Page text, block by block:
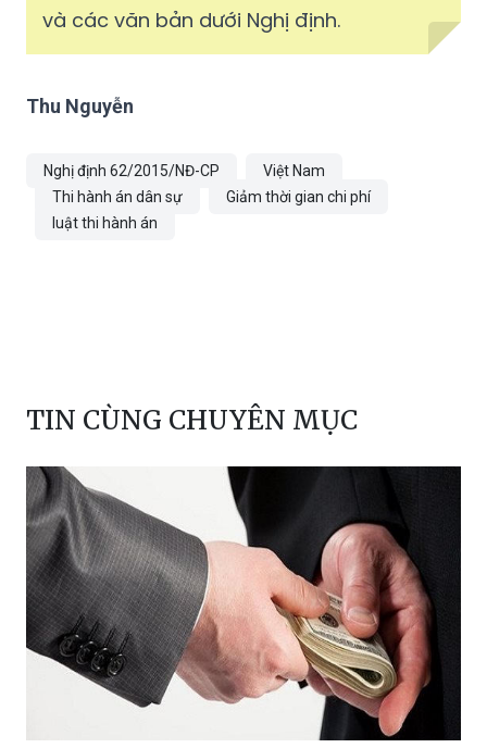
và các văn bản dưới Nghị định.
Thu Nguyễn
Nghị định 62/2015/NĐ-CP
Việt Nam
Thi hành án dân sự
Giảm thời gian chi phí
luật thi hành án
TIN CÙNG CHUYÊN MỤC